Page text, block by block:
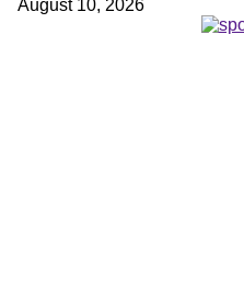
August 10, 2026